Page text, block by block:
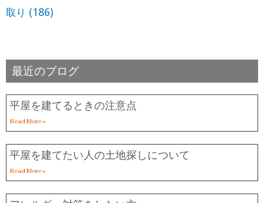
取り (186)
最近のブログ
平屋を建てるときの注意点
Read More »
平屋を建てたい人の土地探しについて
Read More »